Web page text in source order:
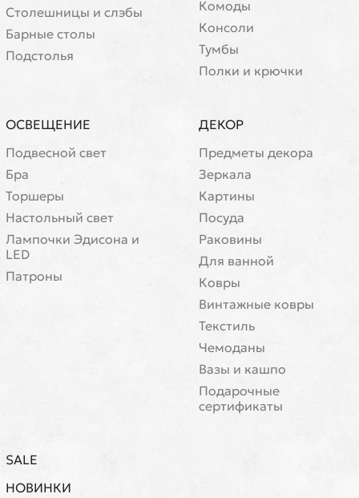
Cтолешницы и слэбы
Барные столы
Подстолья
Комоды
Консоли
Тумбы
Полки и крючки
ОСВЕЩЕНИЕ
Подвесной свет
Бра
Торшеры
Настольный свет
Лампочки Эдисона и
LED
Патроны
ДЕКОР
Предметы декора
Зеркала
Картины
Посуда
Раковины
Для ванной
Ковры
Винтажные ковры
Текстиль
Чемоданы
Вазы и кашпо
Подарочные
сертификаты
SALE
НОВИНКИ